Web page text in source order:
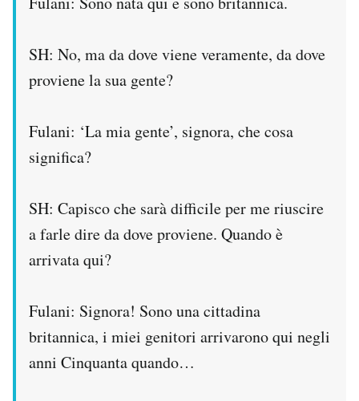
SH: No, ma da dove viene veramente, da dove
proviene la sua gente?
Fulani: ‘La mia gente’, signora, che cosa
significa?
SH: Capisco che sarà difficile per me riuscire
a farle dire da dove proviene. Quando è
arrivata qui?
Fulani: Signora! Sono una cittadina
britannica, i miei genitori arrivarono qui negli
anni Cinquanta quando…